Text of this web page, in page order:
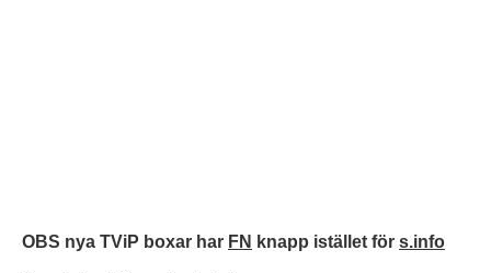
OBS nya TViP boxar har FN knapp istället för s.info